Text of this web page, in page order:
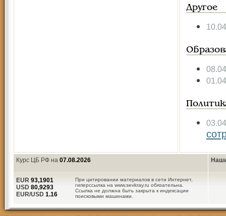
Другое
Курс ЦБ РФ на 07.08.2026
При цитировании материалов в сети Интернет,
гиперссылка на www.sevkray.ru обязательна.
Ссылка не должна быть закрыта к индексации
поисковыми машинами.
EUR 93,1901
USD 80,9293
EUR/USD 1.16